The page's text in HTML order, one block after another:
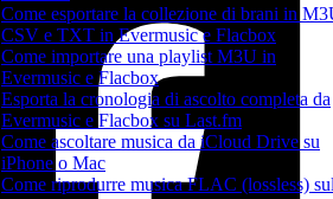
Come esportare la collezione di brani in
CSV e TXT in Evermusic e Flacbox
Come importare una playlist M3U in
Evermusic e Flacbox
Esporta la cronologia di ascolto completa da
Evermusic e Flacbox su Last.fm
Come ascoltare musica da iCloud Drive su
iPhone o Mac
Come riprodurre musica FLAC (lossless)